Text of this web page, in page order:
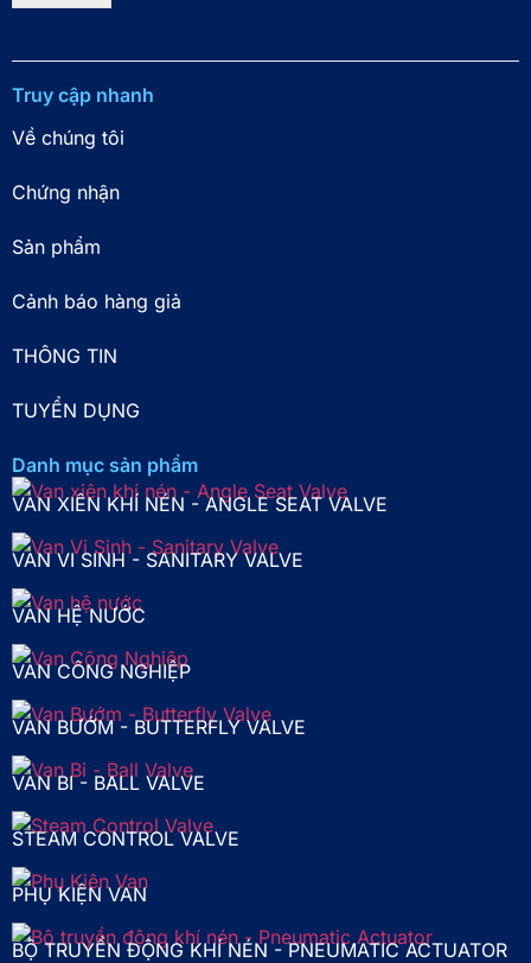
*
Truy cập nhanh
Về chúng tôi
Chứng nhận
Sản phẩm
Cảnh báo hàng giả
THÔNG TIN
TUYỂN DỤNG
Danh mục sản phẩm
VAN XIÊN KHÍ NÉN - ANGLE SEAT VALVE
VAN VI SINH - SANITARY VALVE
VAN HỆ NƯỚC
VAN CÔNG NGHIỆP
VAN BƯỚM - BUTTERFLY VALVE
VAN BI - BALL VALVE
STEAM CONTROL VALVE
PHỤ KIỆN VAN
BỘ TRUYỀN ĐỘNG KHÍ NÉN - PNEUMATIC ACTUATOR